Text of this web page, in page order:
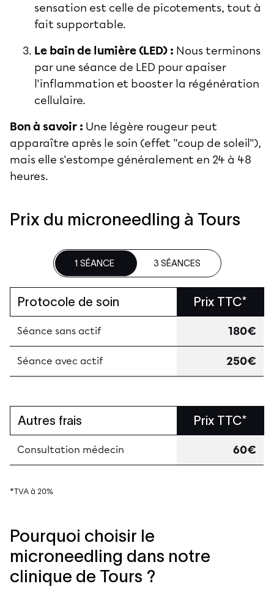
sensation est celle de picotements, tout à
fait supportable.
Le bain de lumière (LED) : Nous terminons
par une séance de LED pour apaiser
l'inflammation et booster la régénération
cellulaire.
Bon à savoir : Une légère rougeur peut
apparaître après le soin (effet "coup de soleil"),
mais elle s'estompe généralement en 24 à 48
heures.
Prix du microneedling à Tours
1 SÉANCE 3 SÉANCES
Protocole de soin Prix TTC*
Séance sans actif 180€
Séance avec actif 250€
Autres frais Prix TTC*
Consultation médecin 60€
*TVA à 20%
Pourquoi choisir le
microneedling dans notre
clinique de Tours ?